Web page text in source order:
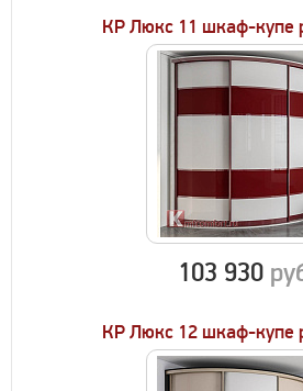
КР Люкс 11 шкаф-купе
103 930
КР Люкс 12 шкаф-купе